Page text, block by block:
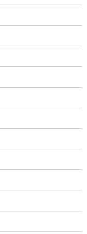
％にする。自分の